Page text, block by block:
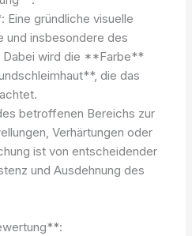
gründliche visuelle
und insbesondere des
Dabei wird die **Farbe**
die das
betroffenen Bereichs zur
Verhärtungen oder
ist von entscheidender
und Ausdehnung des